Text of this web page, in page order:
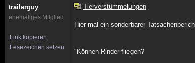
trailerguy
ehemaliges Mitglied
Link kopieren
Lesezeichen setzen
Tierverstümmelungen
Hier mal ein sonderbarer
"Können Rinder fliegen?